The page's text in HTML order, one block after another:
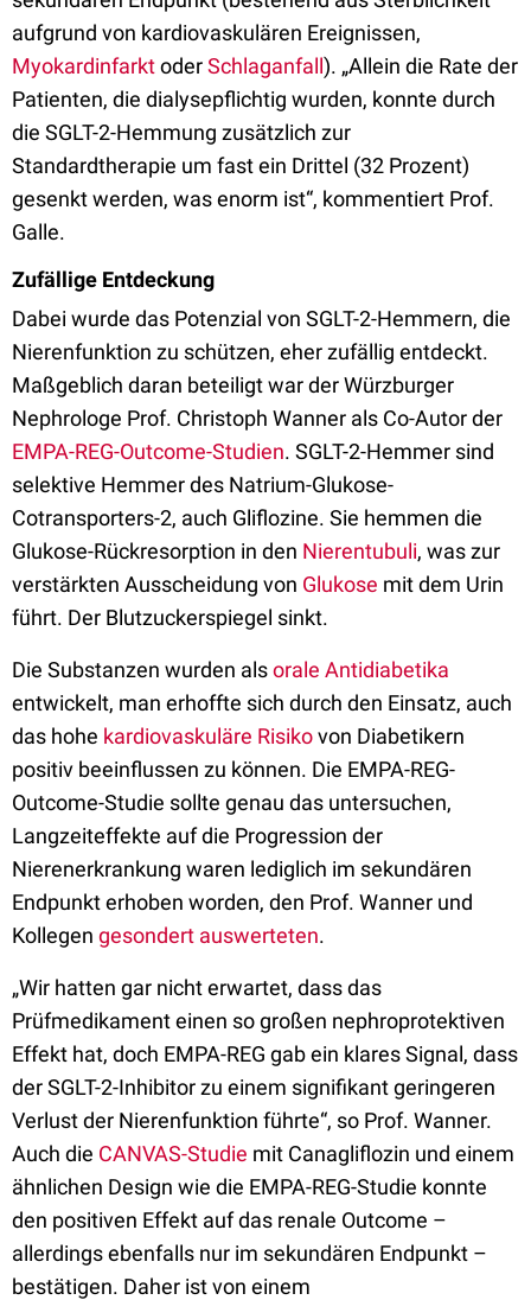
aufgrund von kardiovaskulären Ereignissen,
MyokardinfarktoderSchlaganfall). „Allein die Rate der
Patienten, die dialysepflichtig wurden, konnte durch
die SGLT-2-Hemmung zusätzlich zur
Standardtherapie um fast ein Drittel (32 Prozent)
gesenkt werden, was enorm ist“, kommentiert Prof.
Galle.
Zufällige Entdeckung
Dabei wurde das Potenzial von SGLT-2-Hemmern, die
Nierenfunktion zu schützen, eher zufällig entdeckt.
Maßgeblich daran beteiligt war der Würzburger
Nephrologe Prof. Christoph Wanner als Co-Autor der
EMPA-REG-Outcome-Studien. SGLT-2-Hemmer sind
selektive Hemmer des Natrium-Glukose-
Cotransporters-2, auch Gliflozine. Sie hemmen die
Glukose-Rückresorption in den Nierentubuli, was zur
verstärkten Ausscheidung von Glukose mit dem Urin
führt. Der Blutzuckerspiegel sinkt.
Die Substanzen wurden alsorale Antidiabetika
entwickelt, man erhoffte sich durch den Einsatz, auch
das hohe kardiovaskuläre Risikovon Diabetikern
positiv beeinflussen zu können. Die EMPA-REG-
Outcome-Studie sollte genau das untersuchen,
Langzeiteffekte auf die Progression der
Nierenerkrankung waren lediglich im sekundären
Endpunkt erhoben worden, den Prof. Wanner und
Kollegen gesondert auswerteten.
„Wir hatten gar nicht erwartet, dass das
Prüfmedikament einen so großen nephroprotektiven
Effekt hat, doch EMPA-REG gab ein klares Signal, dass
der SGLT-2-Inhibitor zu einem signifikant geringeren
Verlust der Nierenfunktion führte“, so Prof. Wanner.
Auch die CANVAS-Studie mit Canagliflozin und einem
ähnlichen Design wie die EMPA-REG-Studie konnte
den positiven Effekt auf das renale Outcome –
allerdings ebenfalls nur im sekundären Endpunkt –
bestätigen. Daher istvon einem